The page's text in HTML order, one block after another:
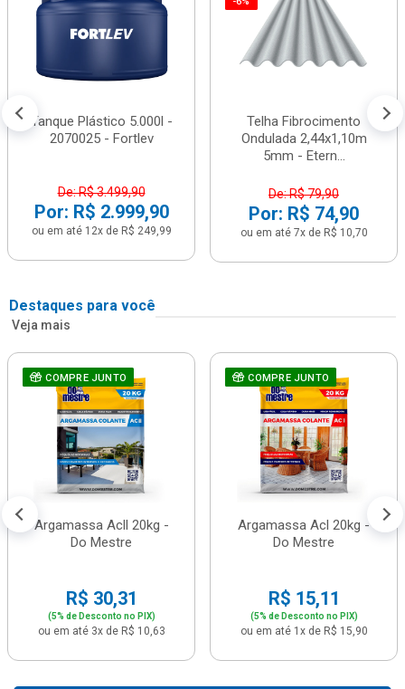
Tanque Plástico 5.000l -
2070025 - Fortlev
De: R$ 3.499,90
Por: R$ 2.999,90
ou em até 12x de R$ 249,99
Telha Fibrocimento
Ondulada 2,44x1,10m
5mm - Etern...
De: R$ 79,90
Por: R$ 74,90
ou em até 7x de R$ 10,70
Destaques para você
Veja mais
COMPRE JUNTO
Argamassa Acll 20kg -
Do Mestre
R$ 30,31
(5% de Desconto no PIX)
ou em até 3x de R$ 10,63
COMPRE JUNTO
Argamassa Acl 20kg -
Do Mestre
R$ 15,11
(5% de Desconto no PIX)
ou em até 1x de R$ 15,90